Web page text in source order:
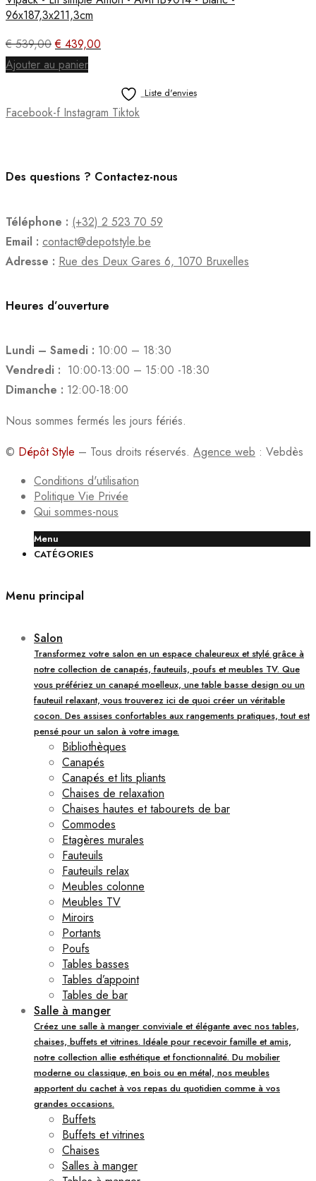
96x187,3x211,3cm
€539,00Le
prix
initial
€ 539,00.
€ 439,00
€ 439,00.
Ajouter au panier
Liste d'envies
Facebook-f Instagram Tiktok
Des questions ? Contactez-nous
Téléphone : (+32) 2 523 70 59
Email : contact@depotstyle.be
Adresse : Rue des Deux Gares 6, 1070 Bruxelles
Heures d’ouverture
Lundi – Samedi : 10:00 – 18:30
Vendredi : 10:00-13:00 – 15:00 -18:30
Dimanche : 12:00-18:00
Nous sommes fermés les jours fériés.
© Dépôt Style – Tous droits réservés. Agence web : Vebdès
Conditions d'utilisation
Politique Vie Privée
Qui sommes-nous
Menu
CATÉGORIES
Menu principal
Salon
Transformez votre salon en un espace chaleureux et stylé grâce à
notre collection de canapés, fauteuils, poufs et meubles TV. Que
vous préfériez un canapé moelleux, une table basse design ou un
fauteuil relaxant, vous trouverez ici de quoi créer un véritable
cocon. Des assises confortables aux rangements pratiques, tout est
pensé pour un salon à votre image.
Bibliothèques
Canapés
Canapés et lits pliants
Chaises de relaxation
Chaises hautes et tabourets de bar
Commodes
Etagères murales
Fauteuils
Fauteuils relax
Meubles colonne
Meubles TV
Miroirs
Portants
Poufs
Tables basses
Tables d’appoint
Tables de bar
Salle à manger
Créez une salle à manger conviviale et élégante avec nos tables,
chaises, buffets et vitrines. Idéale pour recevoir famille et amis,
notre collection allie esthétique et fonctionnalité. Du mobilier
moderne ou classique, en bois ou en métal, nos meubles
apportent du cachet à vos repas du quotidien comme à vos
grandes occasions.
Buffets
Buffets et vitrines
Chaises
Salles à manger